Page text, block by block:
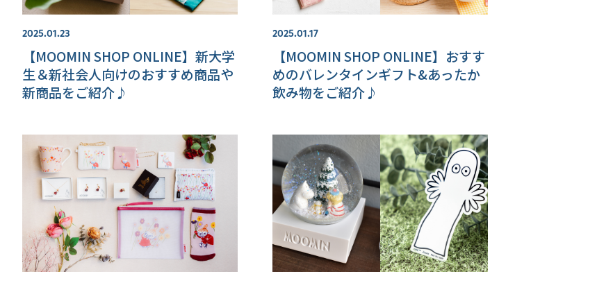
2025.01.23
【MOOMIN SHOP ONLINE】新大学
生＆新社会人向けのおすすめ商品や
新商品をご紹介♪
2025.01.17
【MOOMIN SHOP ONLINE】おすす
めのバレンタインギフト&あったか
飲み物をご紹介♪